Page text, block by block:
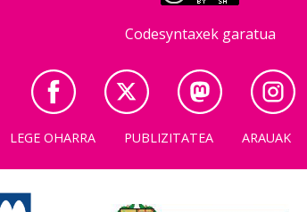
Codesyntaxek garatua
LEGE OHARRA PUBLIZITATEA ARAUAK